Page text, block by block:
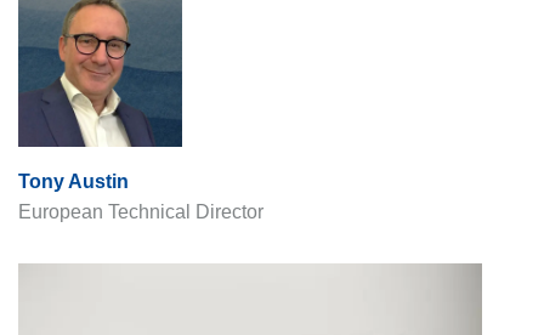
Tony Austin
European Technical Director